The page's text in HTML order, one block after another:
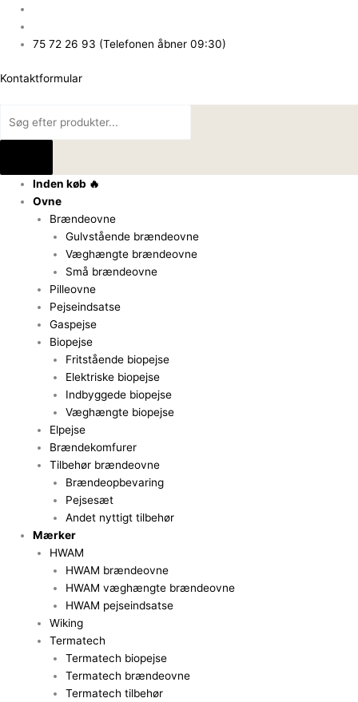
indholdet75 72 26 93 (Telefonen åbner 09:30)
Kontaktformular
Products
search
Inden køb 🔥
Ovne
Brændeovne
Gulvstående brændeovne
Væghængte brændeovne
Små brændeovne
Pilleovne
Pejseindsatse
Gaspejse
Biopejse
Fritstående biopejse
Elektriske biopejse
Indbyggede biopejse
Væghængte biopejse
Elpejse
Brændekomfurer
Tilbehør brændeovne
Brændeopbevaring
Pejsesæt
Andet nyttigt tilbehør
Mærker
HWAM
HWAM brændeovne
HWAM væghængte brændeovne
HWAM pejseindsatse
Wiking
Termatech
Termatech biopejse
Termatech brændeovne
Termatech tilbehør
Products
search